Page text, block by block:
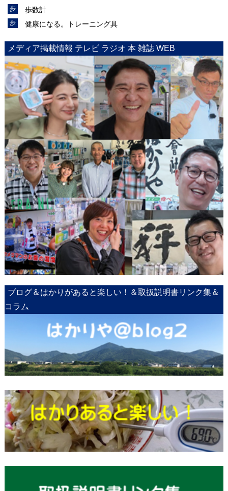
歩数計
健康になる。トレーニング具
メディア掲載情報 テレビ ラジオ 本 雑誌 WEB
ブログ＆はかりがあると楽しい！＆取扱説明書リンク集＆
コラム